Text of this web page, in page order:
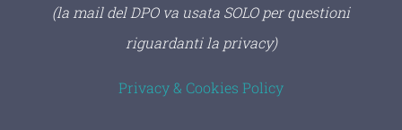
(la mail del DPO va usata SOLO per questioni
riguardanti la privacy)
Privacy & Cookies Policy